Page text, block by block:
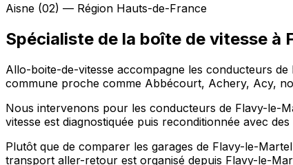
Aisne (02) — Région Hauts-de-France
Spécialiste de la boîte de vitesse à
Allo-boite-de-vitesse accompagne les conducteurs
commune proche comme Abbécourt, Achery, Acy,
Nous intervenons pour les conducteurs de Flavy-le-
vitesse est diagnostiquée puis reconditionnée avec
Plutôt que de comparer les garages de Flavy-le-
transport aller-retour est organisé depuis Flavy-le-